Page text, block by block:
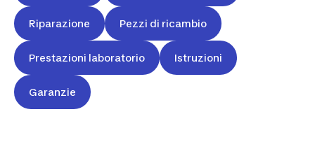
Riparazione Pezzi di ricambio
Prestazioni laboratorio Istruzioni
Garanzie